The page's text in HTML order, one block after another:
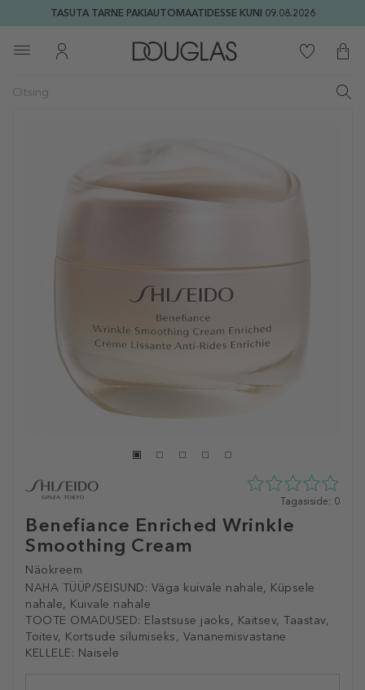
TASUTA TARNE PAKIAUTOMAATIDESSE KUNI 09.08.2026
Benefiance Enriched Wrinkle
Smoothing Cream
Näokreem
NAHA TÜÜP/SEISUND: Väga kuivale nahale, Küpsele
nahale, Kuivale nahale
TOOTE OMADUSED: Elastsuse jaoks, Kaitsev, Taastav,
Toitev, Kortsude silumiseks, Vananemisvastane
KELLELE: Naisele
0
5st
Tagasiside: 0